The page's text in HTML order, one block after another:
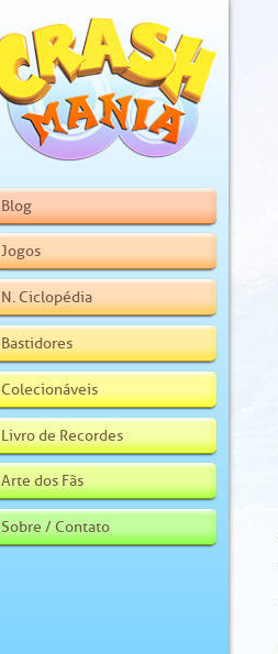
Blog
Jogos
N. Ciclopédia
Bastidores
Colecionáveis
Livro de Recordes
Arte dos Fãs
Sobre / Contato